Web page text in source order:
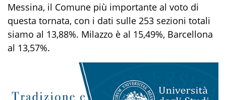
Messina, il Comune più importante al voto di
questa tornata, con i dati sulle 253 sezioni totali
siamo al 13,88%. Milazzo è al 15,49%, Barcellona
al 13,57%.